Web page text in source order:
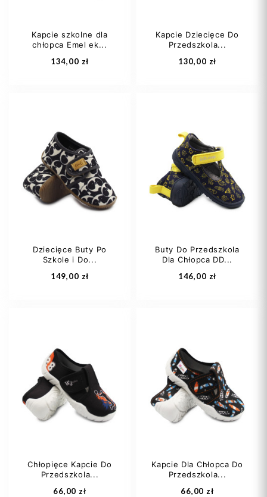
Dodaj do koszyka Dodaj do koszyka
Kapcie szkolne dla
chłopca Emel ek...
134,00 zł
20
Dodaj do koszyka
Kapcie Dziecięce Do
Przedszkola...
130,00 zł
20 24
Dodaj do koszyka
Dziecięce Buty Po
Szkole i Do...
149,00 zł
20
25
26 +2
Dodaj do koszyka
Buty Do Przedszkola
Dla Chłopca DD...
146,00 zł
21 23
Dodaj do koszyka
Chłopięce Kapcie Do
Przedszkola...
66,00 zł
Kapcie Dla Chłopca Do
Przedszkola...
66,00 zł